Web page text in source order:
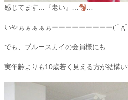
感じてます…『老い』… …
いやぁぁぁぁぁーーーーーーーーー(´ﾟд
でも、ブルースカイの会員様にも
実年齢よりも10歳若く見える方が結構